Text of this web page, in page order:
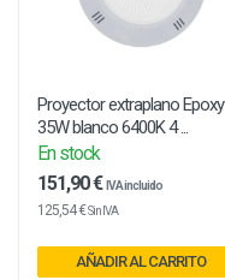
Proyector extraplano Epoxy
35W blanco 6400K 4 ...
En stock
151,90 € IVA incluido
125,54 €Sin IVA
AÑADIR AL CARRITO